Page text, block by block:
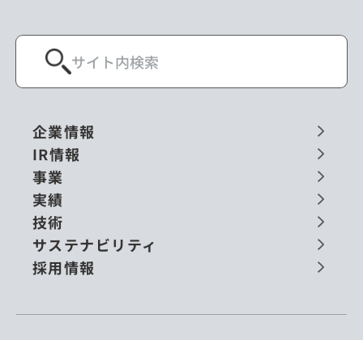
企業情報
IR情報
事業
実績
技術
サステナビリティ
採用情報